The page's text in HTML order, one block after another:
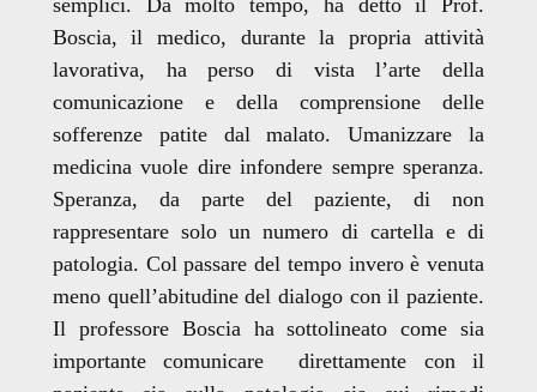
Boscia, il medico, durante la propria attività
lavorativa, ha perso di vista l’arte della
comunicazione e della comprensione delle
sofferenze patite dal malato. Umanizzare la
medicina vuole dire infondere sempre speranza.
Speranza, da parte del paziente, di non
rappresentare solo un numero di cartella e di
patologia. Col passare del tempo invero è venuta
meno quell’abitudine del dialogo con il paziente.
Il professore Boscia ha sottolineato come sia
importante comunicare direttamente con il